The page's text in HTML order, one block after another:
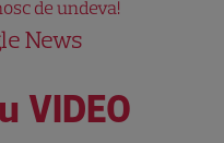
de undeva!
News
VIDEO